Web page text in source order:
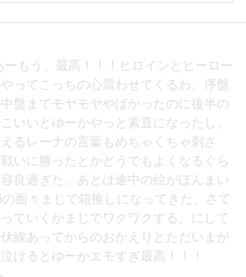
ーもう、最高！！！ヒロインとヒーロー
ってこっちの心震わせてくるわ。序盤
盤までモヤモヤやばかったのに後半の
いいとゆーかやっと素直になったし、
るレーナの言葉もめちゃくちゃ刺さ
いに勝ったとかどうでもよくなるぐら
良過ぎた。あとは途中の絵がほんまい
の面々まじで箱推しになってきた。さて
ていくかまじでワクワクする。にして
伏線あってからのおかえりとただいまが
けるとゆーかエモすぎ最高！！！